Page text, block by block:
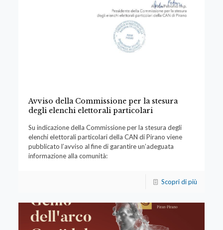
Avviso della Commissione per la stesura
degli elenchi elettorali particolari
Su indicazione della Commissione per la stesura degli
elenchi elettorali particolari della CAN di Pirano viene
pubblicato l’avviso al fine di garantire un’adeguata
informazione alla comunità:
Scopri di più